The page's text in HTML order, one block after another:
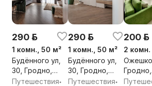
290 р.
1 комн., 50 м²
Будённого ул,
30, Гродно,
Гродненская
Путешествия•
290 р.
1 комн., 50 м²
Будённого ул,
30, Гродно,
Гродненская
Путешествия•
200 р.
2 комн.
Ожешко
Гродно,